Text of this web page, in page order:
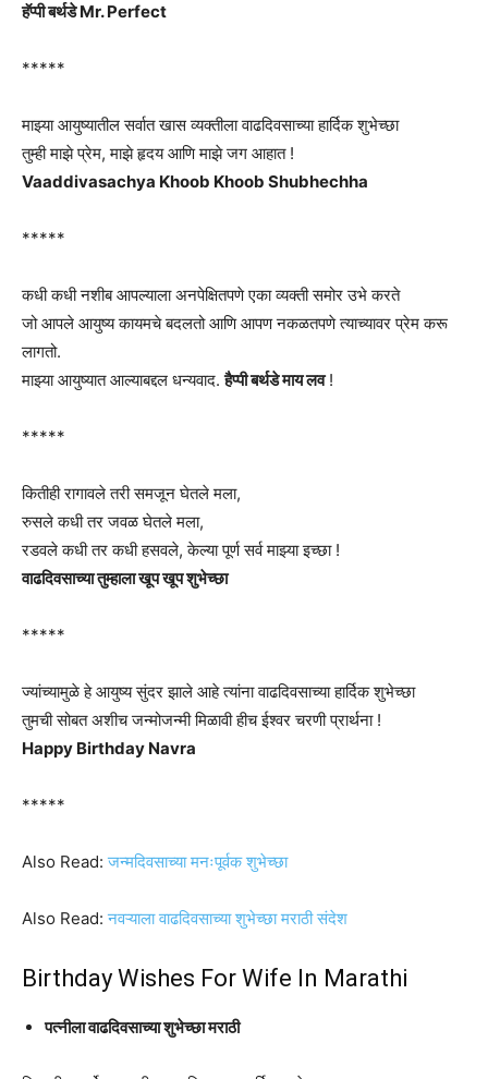
हॅप्पी बर्थडे Mr. Perfect
*****
माझ्या आयुष्यातील सर्वात खास व्यक्तीला वाढदिवसाच्या हार्दिक शुभेच्छा
तुम्ही माझे प्रेम, माझे हृदय आणि माझे जग आहात !
Vaaddivasachya Khoob Khoob Shubhechha
*****
कधी कधी नशीब आपल्याला अनपेक्षितपणे एका व्यक्ती समोर उभे करते
जो आपले आयुष्य कायमचे बदलतो आणि आपण नकळतपणे त्याच्यावर प्रेम करू
लागतो.
माझ्या आयुष्यात आल्याबद्दल धन्यवाद.हैप्पी बर्थडे माय लव!
*****
कितीही रागावले तरी समजून घेतले मला,
रुसले कधी तर जवळ घेतले मला,
रडवले कधी तर कधी हसवले, केल्या पूर्ण सर्व माझ्या इच्छा !
वाढदिवसाच्या तुम्हाला खूप खूप शुभेच्छा
*****
ज्यांच्यामुळे हे आयुष्य सुंदर झाले आहे त्यांना वाढदिवसाच्या हार्दिक शुभेच्छा
तुमची सोबत अशीच जन्मोजन्मी मिळावी हीच ईश्वर चरणी प्रार्थना !
Happy Birthday Navra
*****
Also Read:जन्मदिवसाच्या मनःपूर्वक शुभेच्छा
Also Read:नवऱ्याला वाढदिवसाच्या शुभेच्छा मराठी संदेश
Birthday Wishes For Wife In Marathi
पत्नीला वाढदिवसाच्या शुभेच्छा मराठी